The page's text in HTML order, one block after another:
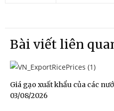
Bài viết liên
Giá gạo xuất khẩu của các
03/08/2026